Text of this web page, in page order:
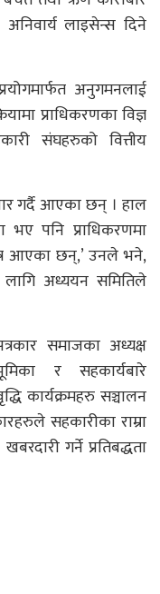
अनिवार्य लाइसेन्स दिने
अनुगमनलाई
प्राधिकरणका विज्ञ
संघहरुको वित्तीय
गर्दै आएका छन् । हाल
पनि प्राधिकरणमा
आएका छन्,’ उनले भने,
लागि अध्ययन समितिले
समाजका अध्यक्ष
र सहकार्यबारे
कार्यक्रमहरु सञ्चालन
सहकारीका राम्रा
गर्ने प्रतिबद्धता